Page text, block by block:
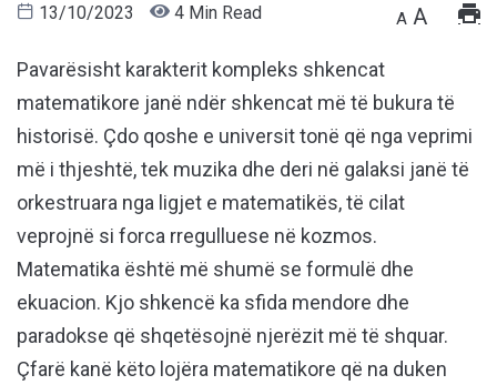
13/10/2023 4 Min Read A A
Pavarësisht karakterit kompleks shkencat
matematikore janë ndër shkencat më të bukura të
historisë. Çdo qoshe e universit tonë që nga veprimi
më i thjeshtë, tek muzika dhe deri në galaksi janë të
orkestruara nga ligjet e matematikës, të cilat
veprojnë si forca rregulluese në kozmos.
Matematika është më shumë se formulë dhe
ekuacion. Kjo shkencë ka sfida mendore dhe
paradokse që shqetësojnë njerëzit më të shquar.
Çfarë kanë këto lojëra matematikore që na duken